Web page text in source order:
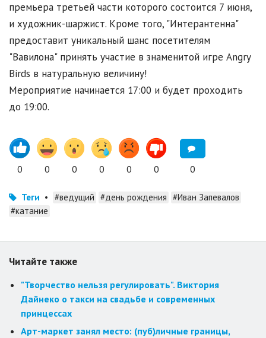
премьера третьей части которого состоится 7 июня,
и художник-шаржист. Кроме того, "Интерантенна"
предоставит уникальный шанс посетителям
"Вавилона" принять участие в знаменитой игре Angry
Birds в натуральную величину!
Мероприятие начинается 17:00 и будет проходить
до 19:00.
0 0 0 0 0 0 0
Теги • #ведущий #день рождения #Иван Запевалов
#катание
Читайте также
"Творчество нельзя регулировать". Виктория
Дайнеко о такси на свадьбе и современных
принцессах
Арт-маркет занял место: (пуб)личные границы,